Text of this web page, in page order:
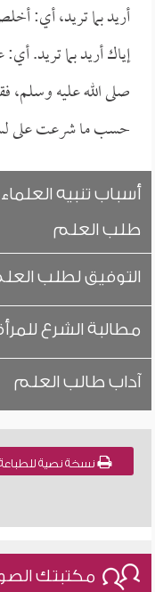
أريد بما تريد، أي:
إياك أريد بما تريد.
صلى الله عليه
حسب ما شرعت على
أسباب تنبيه
طلب العلم
التوفيق لطلب
مطالبة الشرع
آداب طالب العلم
مكتبتك